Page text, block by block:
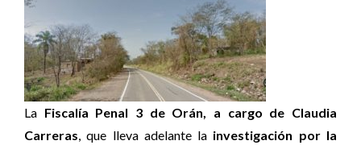
La Fiscalía Penal 3 de Orán, a cargo de Claudia
Carreras, que lleva adelante la investigación por la